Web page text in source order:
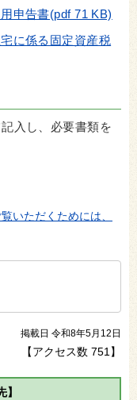
申告書(pdf 71 KB)
に係る固定資産税
入し、必要書類を
いただくためには、
掲載日 令和8年5月12日
【アクセス数 751 】